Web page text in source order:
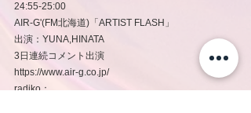
24:55-25:00
AIR-G'(FM北海道)「ARTIST FLASH」
出演：YUNA,HINATA
3日連続コメント出演
https://www.air-g.co.jp/
radiko：